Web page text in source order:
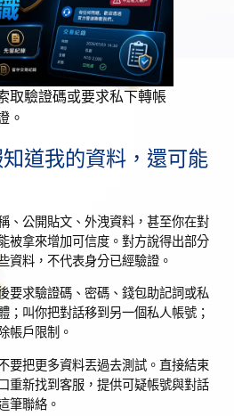
取驗證碼或要求私下轉帳
。
道我的資料，還可能
、公開貼文、外洩資料，甚至你在對
被拿來增加可信度。對方說得出部分
資料，不代表身分已經驗證。
要求驗證碼、密碼、錢包助記詞或私
；叫你把對話移到另一個私人帳號；
帳戶限制。
要把更多資料丟過去測試。直接結束
重新找到客服，提供可疑帳號與對話
筆聯絡。